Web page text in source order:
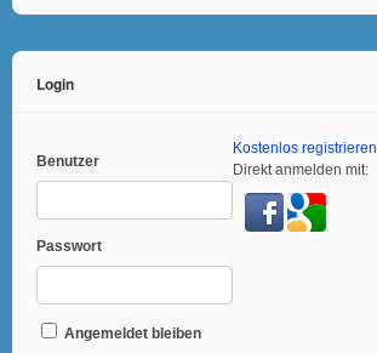
Login
Benutzer
Passwort
Angemeldet bleiben
Kostenlos registrieren
Direkt anmelden mit: